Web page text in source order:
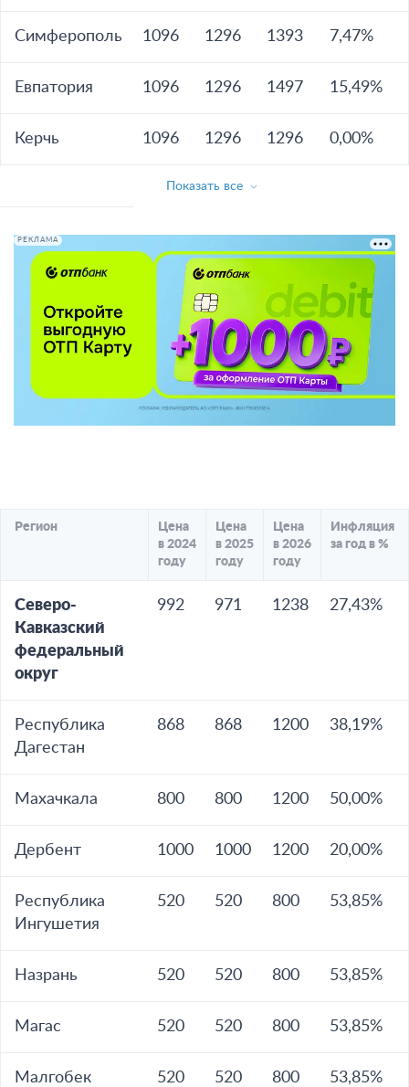
Симферополь 1096 1296 1393 7,47%
Евпатория 1096 1296 1497 15,49%
Керчь 1096 1296 1296 0,00%
Показать все
РЕКЛАМА
Регион
Цена
в 2024
году
Цена
в 2025
году
Цена
в 2026
году
Инфляция
за год в %
Северо-
Кавказский
федеральный
округ
992 971 1238 27,43%
Республика
Дагестан
868 868 1200 38,19%
Махачкала 800 800 1200 50,00%
Дербент 1000 1000 1200 20,00%
Республика
Ингушетия
520 520 800 53,85%
Назрань 520 520 800 53,85%
Магас 520 520 800 53,85%
Малгобек 520 520 800 53,85%